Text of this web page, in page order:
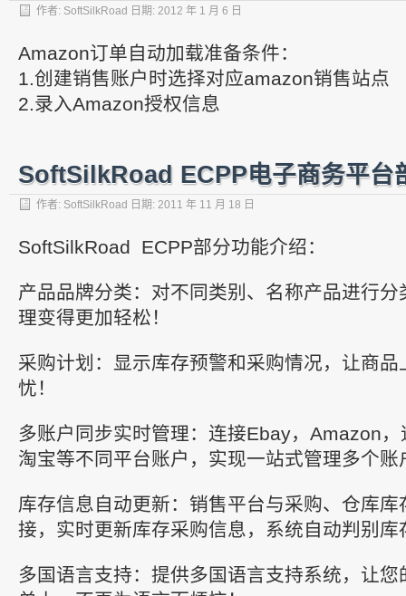
作者: SoftSilkRoad 日期: 2012 年 1 月 6 日
Amazon订单自动加载准备条件：
1.创建销售账户时选择对应amazon销售站点
2.录入Amazon授权信息
SoftSilkRoad ECPP电子商务平台
作者: SoftSilkRoad 日期: 2011 年 11 月 18 日
SoftSilkRoad ECPP部分功能介绍：
产品品牌分类：对不同类别、名称产品进行
理变得更加轻松！
采购计划：显示库存预警和采购情况，让商
忧！
多账户同步实时管理：连接Ebay，Amazon
淘宝等不同平台账户，实现一站式管理多个账
库存信息自动更新：销售平台与采购、仓库
接，实时更新库存采购信息，系统自动判别库
多国语言支持：提供多国语言支持系统，让